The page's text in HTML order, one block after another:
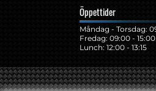
Öppettider
Måndag - Torsdag:
Fredag: 09:00 - 15:00
Lunch: 12:00 - 13:15